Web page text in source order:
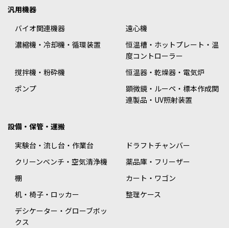
汎用機器
バイオ関連機器
遠心機
濃縮機・冷却機・循環装置
恒温槽・ホットプレート・温
度コントローラー
撹拌機・粉砕機
恒温器・乾燥器・電気炉
ポンプ
顕微鏡・ルーペ・標本作成関
連製品・UV照射装置
設備・保管・運搬
実験台・流し台・作業台
ドラフトチャンバー
クリーンベンチ・空気清浄機
薬品庫・フリーザー
棚
カート・ワゴン
机・椅子・ロッカー
整理ケース
デシケーター・グローブボッ
クス